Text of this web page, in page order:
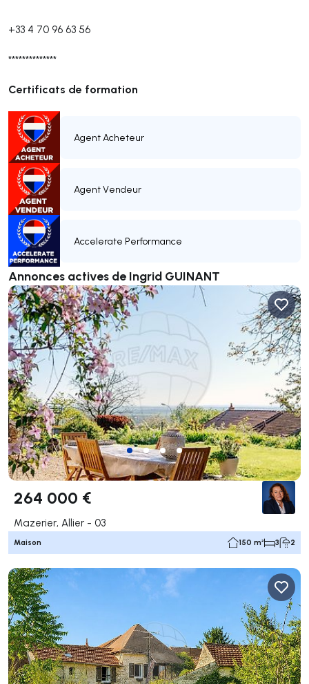
+33 4 70 96 63 56
**************
Certificats de formation
Agent Acheteur
Agent Vendeur
Accelerate Performance
Annonces actives de Ingrid GUINANT
264 000 €
Mazerier, Allier - 03
Maison 150 m² 3 2